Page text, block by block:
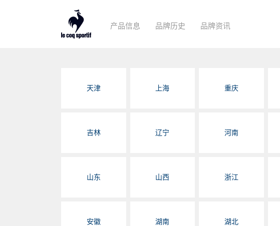
产品信息 品牌历史 品牌资讯
天津 上海 重庆
吉林 辽宁 河南
山东 山西 浙江
安徽 湖南 湖北